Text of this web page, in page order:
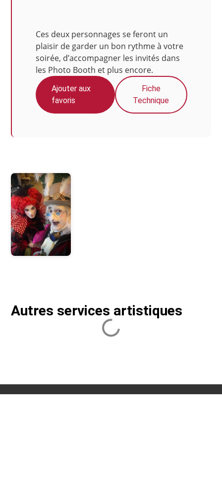
Ces deux personnages se feront un
plaisir de garder un bon rythme à votre
soirée, d’accompagner les invités dans
les Photo Booth et plus encore.
Ajouter aux
favoris
Fiche
Technique
Autres services artistiques